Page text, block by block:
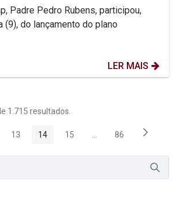
Padre Pedro Rubens, participou,
(9), do lançamento do plano
LER MAIS
1.715 resultados.
intermediárias Usar ABA para navegar.
Página
13 Página
14 Página
15 ...PáginasPágina
86